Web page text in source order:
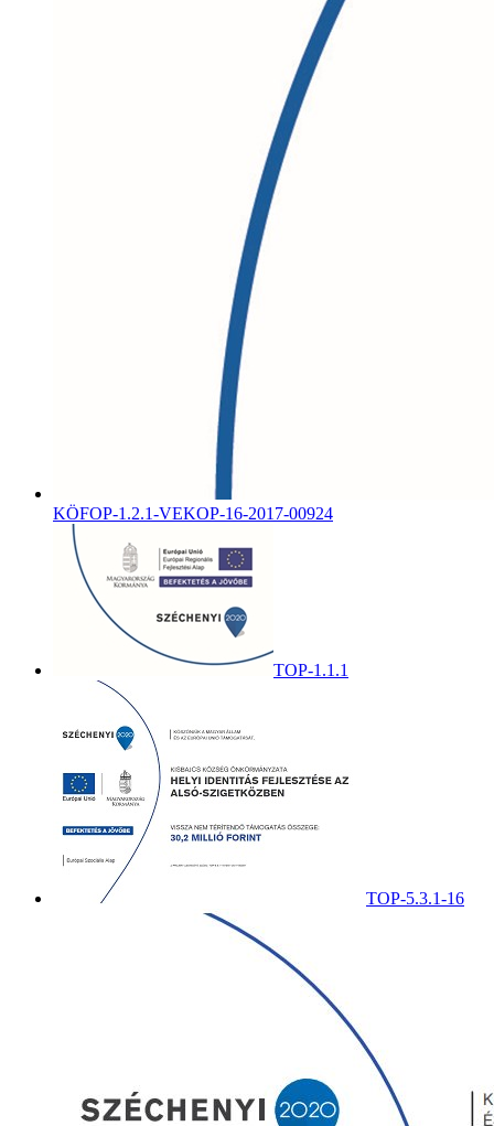
KÖFOP-1.2.1-VEKOP-16-2017-00924
TOP-1.1.1
TOP-5.3.1-16